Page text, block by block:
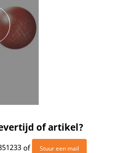
of artikel?
of Stuur een mail